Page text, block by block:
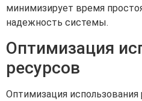
минимизирует время
надежность системы.
Оптимизация
ресурсов
Оптимизация